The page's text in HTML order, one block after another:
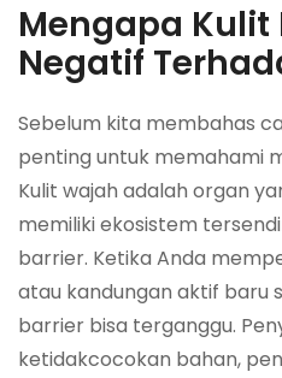
Mengapa Kulit
Negatif
Sebelum kita membahas
penting untuk memahami
Kulit wajah adalah organ
memiliki ekosistem
barrier. Ketika Anda
atau kandungan aktif baru
barrier bisa terganggu.
ketidakcocokan bahan,